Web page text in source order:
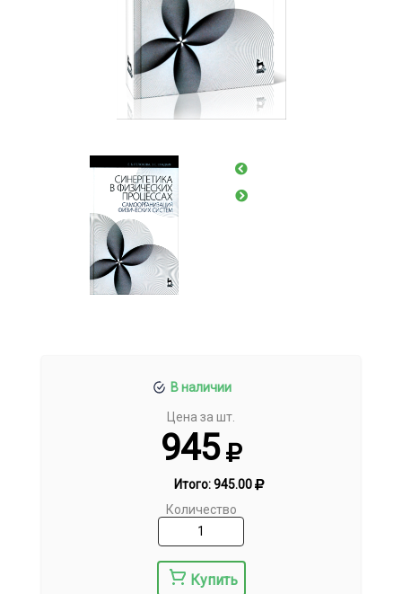
В наличии
Цена за шт.
945
Итого:945.00
Количество
Купить